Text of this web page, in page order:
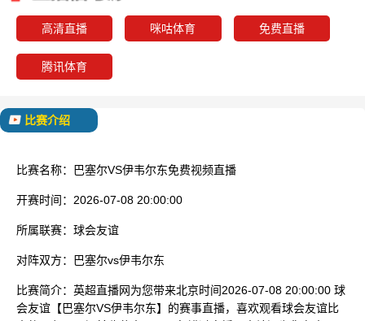
高清直播 咪咕体育 免费直播
腾讯体育
比赛介绍
比赛名称： 巴塞尔VS伊韦尔东免费视频直播
开赛时间： 2026-07-08 20:00:00
所属联赛： 球会友谊
对阵双方： 巴塞尔vs伊韦尔东
比赛简介： 英超直播网为您带来北京时间2026-07-08 20:00:00 球
会友谊【巴塞尔VS伊韦尔东】的赛事直播，喜欢观看球会友谊比